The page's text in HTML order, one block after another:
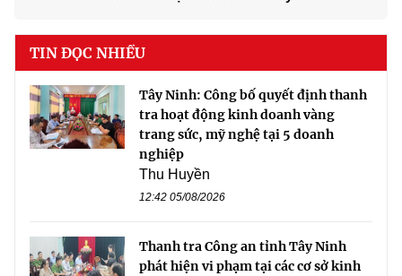
TIN ĐỌC NHIỀU
Tây Ninh: Công bố quyết định thanh
tra hoạt động kinh doanh vàng
trang sức, mỹ nghệ tại 5 doanh
nghiệp
Thu Huyền
12:42 05/08/2026
Thanh tra Công an tỉnh Tây Ninh
phát hiện vi phạm tại các cơ sở kinh